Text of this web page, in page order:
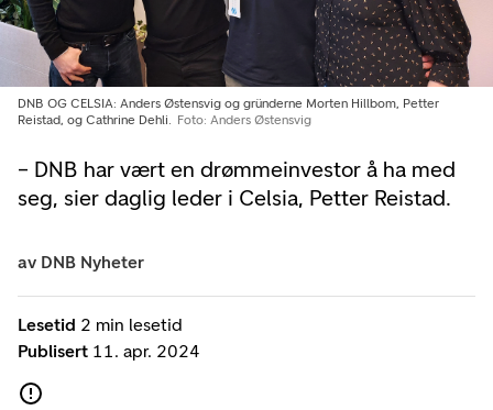
– DNB har vært en drømmeinvestor å ha med
seg, sier daglig leder i Celsia, Petter Reistad.
DNB OG CELSIA: Anders Østensvig og gründerne Morten Hillbom, Petter
Reistad, og Cathrine Dehli.
Foto: Anders Østensvig
Lesetid 2 min lesetid
Publisert 11. apr. 2024
av DNB Nyheter